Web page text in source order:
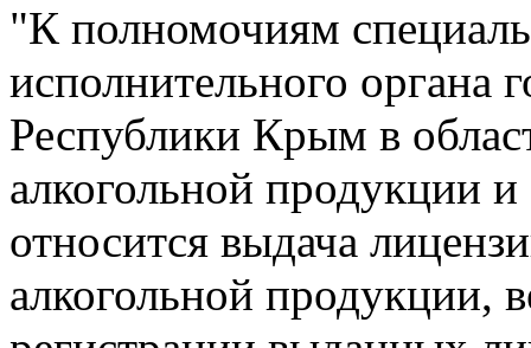
"К полномочиям
исполнительного органа
Республики Крым в
алкогольной продукции
относится выдача
алкогольной продукции,